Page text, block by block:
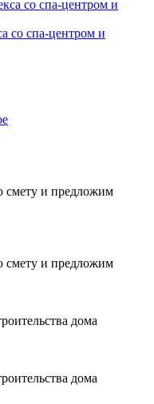
со спа-центром и
смету и предложим
смету и предложим
дома
дома